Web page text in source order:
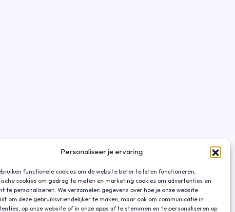
Personaliseer je ervaring
functionele cookies om de website beter te laten functioneren,
cookies om gedrag te meten en marketing cookies om advertenties en
te personaliseren. We verzamelen gegevens over hoe je onze website
om deze gebruiksvriendelijker te maken, maar ook om communicatie in
op onze website of in onze apps af te stemmen en te personaliseren op